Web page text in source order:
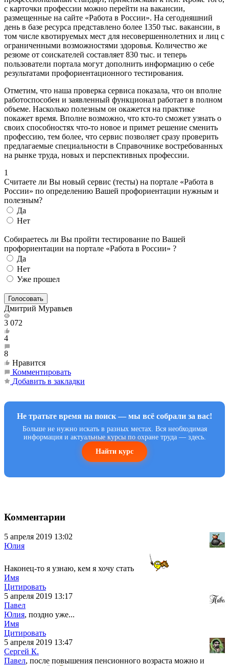
с карточки профессии можно перейти на вакансии,
размещенные на сайте «Работа в России». На сегодняшний
день в базе ресурса представлено более 1350 тыс. вакансии, в
том числе квотируемых мест для несовершеннолетних и лиц с
ограниченными возможностями здоровья. Количество же
резюме от соискателей составляет 830 тыс. и теперь
пользователи портала могут дополнить информацию о себе
результатами профориентационного тестирования.
Отметим, что наша проверка сервиса показала, что он вполне
работоспособен и заявленный функционал работает в полном
объеме. Насколько полезным он окажется на практике
покажет время. Вполне возможно, что кто-то сможет узнать о
своих способностях что-то новое и примет решение сменить
профессию, тем более, что сервис позволяет сразу проверить
предлагаемые специальности в Справочнике востребованных
на рынке труда, новых и перспективных профессии.
1
Считаете ли Вы новый сервис (тесты) на портале «Работа в
России» по определению Вашей профориентации нужным и
полезным?
Да
Нет
Собираетесь ли Вы пройти тестирование по Вашей
профориентации на портале «Работа в России» ?
Да
Нет
Уже прошел
Дмитрий Муравьев
3 072
4
8
Нравится
Комментировать
Добавить в закладки
Не тратьте время на поиск — мы всё собрали за вас!
Больше не нужно искать в разных местах. Вся необходимая
информация и актуальные курсы по охране труда — здесь.
Найти курс
Комментарии
5 апреля 2019 13:02
Юлия
Наконец-то я узнаю, кем я хочу стать
Имя
Цитировать
5 апреля 2019 13:17
Павел
Юлия, поздно уже...
Имя
Цитировать
5 апреля 2019 13:47
Сергей К.
Павел, после повышения пенсионного возраста можно и